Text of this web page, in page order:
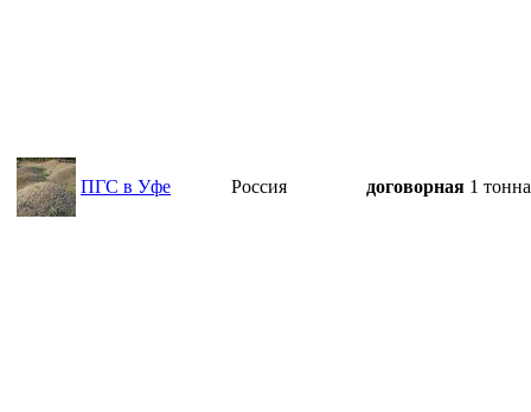
ПГС в Уфе Россия договорная 1 тонна